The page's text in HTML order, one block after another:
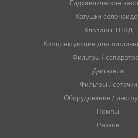
Гидравлические
Катушки
Клапаны ТНВД
Комплектующие для
Фильтры /
Двигатели
Фильтры / сеточки
Оборудование /
Помпы
Разное